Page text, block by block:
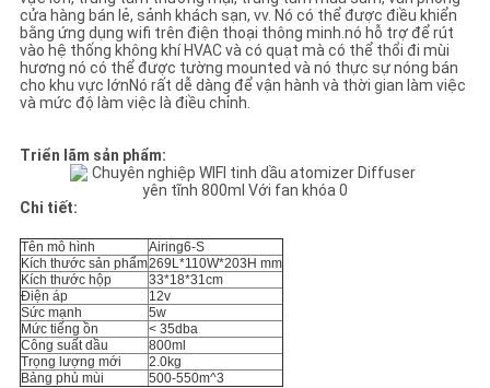
TRANG
WEB
SÁCH
BẢO
MẬT
cửa hàng bán lẻ, sảnh khách sạn, vv. Nó có thể được điều khiển
bằng ứng dụng wifi trên điện thoại thông minh.nó hỗ trợ để rút
vào hệ thống không khí HVAC và có quạt mà có thể thổi đi mùi
hương nó có thể được tường mounted và nó thực sự nóng bán
cho khu vực lớnNó rất dễ dàng để vận hành và thời gian làm việc
và mức độ làm việc là điều chỉnh.
Triển lãm sản phẩm:
Chi tiết:
Tên mô hình
Airing6-S
Kích thước sản phẩm269L*110W*203H mm
Kích thước hộp
33*18*31cm
Điện áp
12v
Sức mạnh
5w
Mức tiếng ồn
< 35dba
Công suất dầu
800ml
Trọng lượng mới
2.0kg
Bảng phủ mùi
500-550m^3